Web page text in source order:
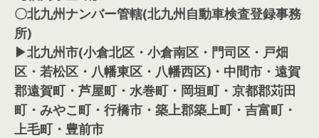
〇北九州ナンバー管轄(北九州自動車検査登録事務
所)
▶北九州市(小倉北区・小倉南区・門司区・戸畑
区・若松区・八幡東区・八幡西区)・中間市・遠賀
郡遠賀町・芦屋町・水巻町・岡垣町・京都郡苅田
町・みやこ町・行橋市・築上郡築上町・吉富町・
上毛町・豊前市